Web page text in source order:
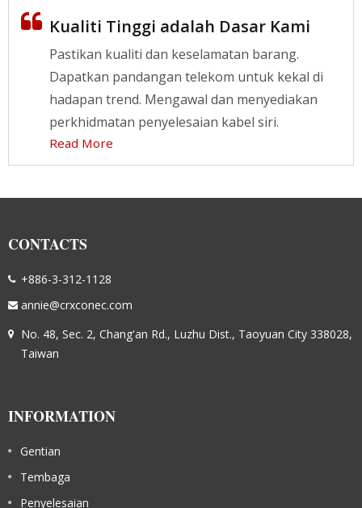
Kualiti Tinggi adalah Dasar Kami
Pastikan kualiti dan keselamatan barang.
Dapatkan pandangan telekom untuk kekal di
hadapan trend. Mengawal dan menyediakan
perkhidmatan penyelesaian kabel siri.
Read More
CONTACTS
+886-3-312-1128
annie@crxconec.com
No. 48, Sec. 2, Chang'an Rd., Luzhu Dist., Taoyuan City 338028,
Taiwan
INFORMATION
Gentian
Tembaga
Penyelesaian